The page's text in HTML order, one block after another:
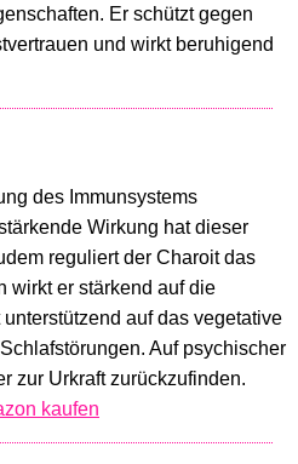
Er schützt gegen
und wirkt beruhigend
des Immunsystems
Wirkung hat dieser
reguliert der Charoit das
wirkt er stärkend auf die
auf das vegetative
Auf psychischer
zur Urkraft zurückzufinden.
kaufen